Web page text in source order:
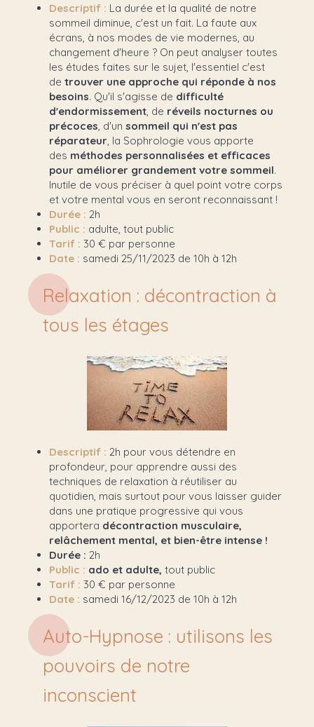
Descriptif : La durée et la qualité de notre
sommeil diminue, c'est un fait. La faute aux
écrans, à nos modes de vie modernes, au
changement d'heure ? On peut analyser toutes
les études faites sur le sujet, l'essentiel c'est
de trouver une approche qui réponde à nos
besoins. Qu'il s'agisse de difficulté
d'endormissement , de réveils nocturnes ou
précoces , d'un sommeil qui n'est pas
réparateur , la Sophrologie vous apporte
des méthodes personnalisées et efficaces
pour améliorer grandement votre sommeil.
Inutile de vous préciser à quel point votre corps
et votre mental vous en seront reconnaissant !
Durée : 2h
Public : adulte, tout public
Tarif : 30 € par personne
Date : samedi 25/11/2023 de 10h à 12h
Relaxation : décontraction à
tous les étages
Descriptif : 2h pour vous détendre en
profondeur, pour apprendre aussi des
techniques de relaxation à réutiliser au
quotidien, mais surtout pour vous laisser guider
dans une pratique progressive qui vous
apportera décontraction musculaire,
relâchement mental, et bien-être intense !
Durée : 2h
Public : ado et adulte, tout public
Tarif : 30 € par personne
Date : samedi 16/12/2023 de 10h à 12h
Auto-Hypnose : utilisons les
pouvoirs de notre
inconscient